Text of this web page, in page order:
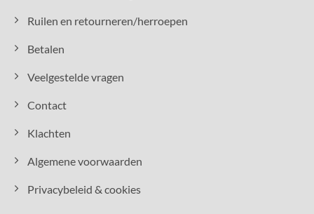
Ruilen en retourneren/herroepen
Betalen
Veelgestelde vragen
Contact
Klachten
Algemene voorwaarden
Privacybeleid & cookies